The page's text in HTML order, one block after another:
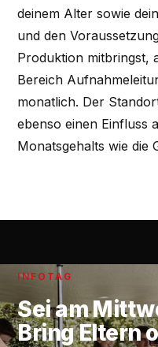
deinem Alter sowie
und den
Produktion mitbringst,
Bereich
monatlich. Der
ebenso einen Einfluss
Monatsgehalts wie die
INFOTAG
Sei am
Bring Eltern